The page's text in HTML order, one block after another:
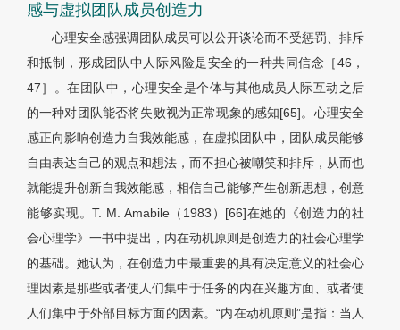
感与虚拟团队成员创造力
心理安全感强调团队成员可以公开谈论而不受惩罚、排斥
和抵制，形成团队中人际风险是安全的一种共同信念［46，
47］。在团队中，心理安全是个体与其他成员人际互动之后
的一种对团队能否将失败视为正常现象的感知[65]。心理安全
感正向影响创造力自我效能感，在虚拟团队中，团队成员能够
自由表达自己的观点和想法，而不担心被嘲笑和排斥，从而也
就能提升创新自我效能感，相信自己能够产生创新思想，创意
能够实现。T. M. Amabile（1983）[66]在她的《创造力的社
会心理学》一书中提出，内在动机原则是创造力的社会心理学
的基础。她认为，在创造力中最重要的具有决定意义的社会心
理因素是那些或者使人们集中于任务的内在兴趣方面、或者使
人们集中于外部目标方面的因素。“内在动机原则”是指：当人